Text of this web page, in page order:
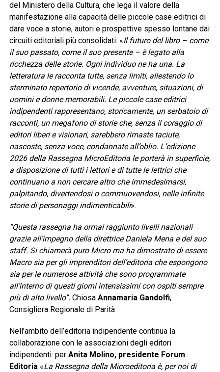
del Ministero della Cultura, che lega il valore della
manifestazione alla capacità delle piccole case editrici di
dare voce a storie, autori e prospettive spesso lontane dai
circuiti editoriali più consolidati: «Il futuro del libro – come
il suo passato, come il suo presente – è legato alla
ricchezza delle storie. Ogni individuo ne ha una. La
letteratura le racconta tutte, senza limiti, allestendo lo
sterminato repertorio di vicende, avventure, situazioni, di
uomini e donne memorabili. Le piccole case editrici
indipendenti rappresentano, storicamente, un serbatoio di
racconti, un megafono di storie che, senza il coraggio di
editori liberi e visionari, sarebbero rimaste taciute,
nascoste, senza voce, condannate all’oblio. L’edizione
2026 della Rassegna MicroEditoria le porterà in superficie,
a disposizione di tutti i lettori e di tutte le lettrici che
continuano a non cercare altro che immedesimarsi,
palpitando, divertendosi o commuovendosi, nelle infinite
storie di personaggi indimenticabili».
“Questa rassegna ha ormai raggiunto livelli nazionali
grazie all’impegno della direttrice Daniela Mena e del suo
staff. Si chiamerà puro Micro ma ha dimostrato di essere
Macro sia per gli imprenditori dell’editoria che espongono
sia per le numerose attività che sono programmate
all’interno di questi giorni intensissimi con ospiti sempre
più di alto livello”. Chiosa Annamaria Gandolfi,
Consigliera Regionale di Parità
Nell’ambito dell’editoria indipendente continua la
collaborazione con le associazioni degli editori
indipendenti: per Anita Molino, presidente Forum
Editoria «La Rassegna della Microeditoria è, per noi di